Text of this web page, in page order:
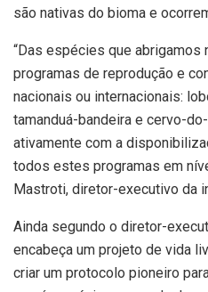
são nativas do bioma e
“Das espécies que abrigamos
programas de reprodução e
nacionais ou internacionais:
tamanduá-bandeira e cervo-
ativamente com a
todos estes programas em
Mastroti, diretor-executivo da
Ainda segundo o diretor-
encabeça um projeto de vida
criar um protocolo pioneiro